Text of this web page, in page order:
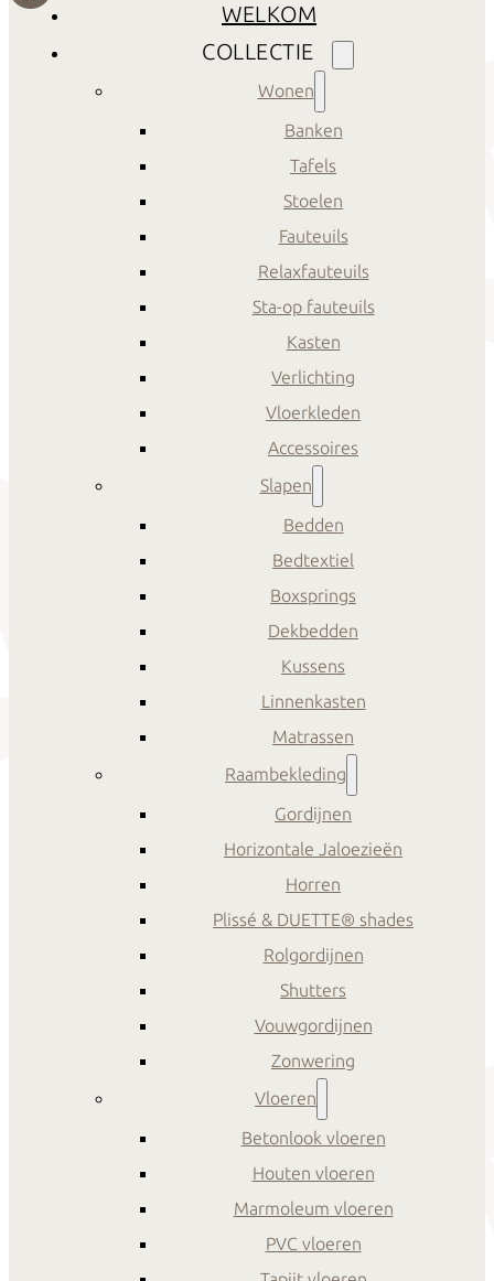
WELKOM
COLLECTIE
Wonen
Banken
Tafels
Stoelen
Fauteuils
Relaxfauteuils
Sta-op fauteuils
Kasten
Verlichting
Vloerkleden
Accessoires
Slapen
Bedden
Bedtextiel
Boxsprings
Dekbedden
Kussens
Linnenkasten
Matrassen
Raambekleding
Gordijnen
Horizontale Jaloezieën
Horren
Plissé & DUETTE® shades
Rolgordijnen
Shutters
Vouwgordijnen
Zonwering
Vloeren
Betonlook vloeren
Houten vloeren
Marmoleum vloeren
PVC vloeren